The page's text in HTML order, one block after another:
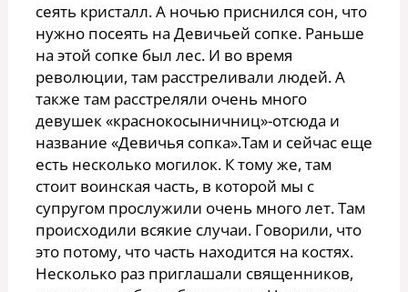
сеять кристалл. А ночью приснился сон, что
нужно посеять на Девичьей сопке. Раньше
на этой сопке был лес. И во время
революции, там расстреливали людей. А
также там расстреляли очень много
девушек «краснокосыничниц»-отсюда и
название «Девичья сопка».Там и сейчас еще
есть несколько могилок. К тому же, там
стоит воинская часть, в которой мы с
супругом прослужили очень много лет. Там
происходили всякие случаи. Говорили, что
это потому, что часть находится на костях.
Несколько раз приглашали священников,